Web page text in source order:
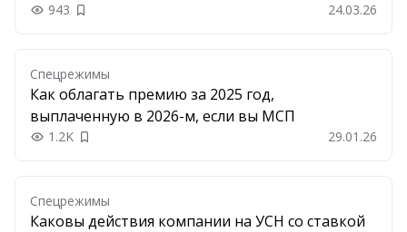
943 Добавить в закладки 24.03.26
Спецрежимы
Как облагать премию за 2025 год,
выплаченную в 2026-м, если вы МСП
1.2K Добавить в закладки 29.01.26
Спецрежимы
Каковы действия компании на УСН со ставкой